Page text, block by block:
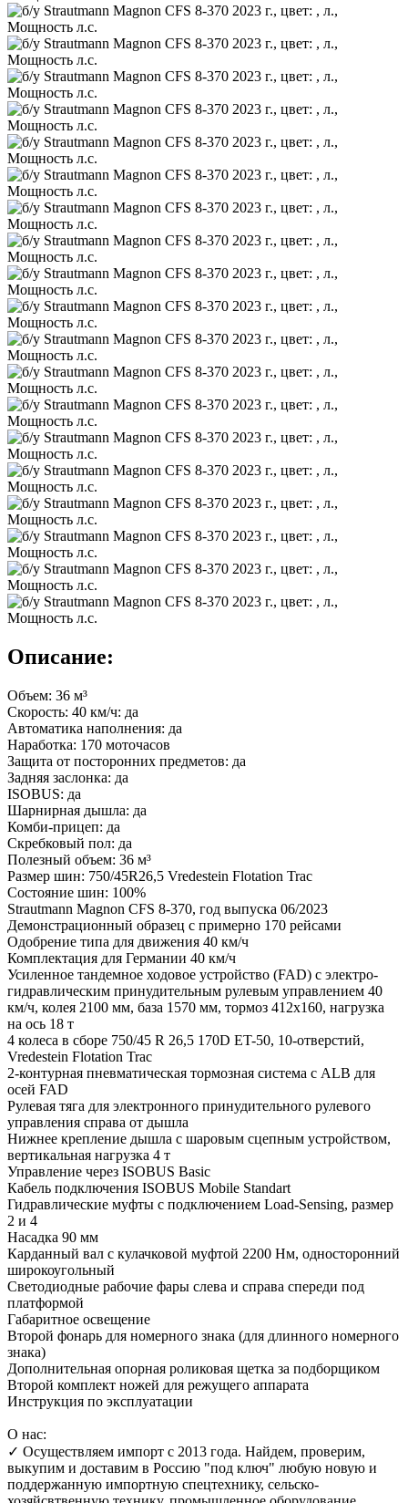
Описание:
Объем: 36 м³
Скорость: 40 км/ч: да
Автоматика наполнения: да
Наработка: 170 моточасов
Защита от посторонних предметов: да
Задняя заслонка: да
ISOBUS: да
Шарнирная дышла: да
Комби-прицеп: да
Скребковый пол: да
Полезный объем: 36 м³
Размер шин: 750/45R26,5 Vredestein Flotation Trac
Состояние шин: 100%
Strautmann Magnon CFS 8-370, год выпуска 06/2023
Демонстрационный образец с примерно 170 рейсами
Одобрение типа для движения 40 км/ч
Комплектация для Германии 40 км/ч
Усиленное тандемное ходовое устройство (FAD) с электро-
гидравлическим принудительным рулевым управлением 40
км/ч, колея 2100 мм, база 1570 мм, тормоз 412x160, нагрузка
на ось 18 т
4 колеса в сборе 750/45 R 26,5 170D ET-50, 10-отверстий,
Vredestein Flotation Trac
2-контурная пневматическая тормозная система с ALB для
осей FAD
Рулевая тяга для электронного принудительного рулевого
управления справа от дышла
Нижнее крепление дышла с шаровым сцепным устройством,
вертикальная нагрузка 4 т
Управление через ISOBUS Basic
Кабель подключения ISOBUS Mobile Standart
Гидравлические муфты с подключением Load-Sensing, размер
2 и 4
Насадка 90 мм
Карданный вал с кулачковой муфтой 2200 Нм, односторонний
широкоугольный
Светодиодные рабочие фары слева и справа спереди под
платформой
Габаритное освещение
Второй фонарь для номерного знака (для длинного номерного
знака)
Дополнительная опорная роликовая щетка за подборщиком
Второй комплект ножей для режущего аппарата
Инструкция по эксплуатации
О нас:
✓ Осуществляем импорт с 2013 года. Найдем, проверим,
выкупим и доставим в Россию "под ключ" любую новую и
поддержанную импортную спецтехнику, сельско-